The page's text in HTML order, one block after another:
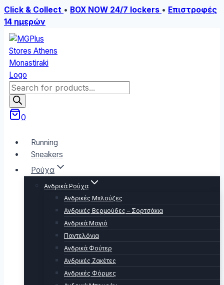
Click & Collect • BOX NOW 24/7 lockers • Επιστροφές
14 ημερών
Skip
to
content
Products
search
0
Running
Sneakers
Ρούχα
Ανδρικά Ρούχα
Ανδρικές Μπλούζες
Ανδρικές Βερμούδες – Σορτσάκια
Ανδρικά Μαγιό
Παντελόνια
Ανδρικά Φούτερ
Ανδρικές Ζακέτες
Ανδρικές Φόρμες